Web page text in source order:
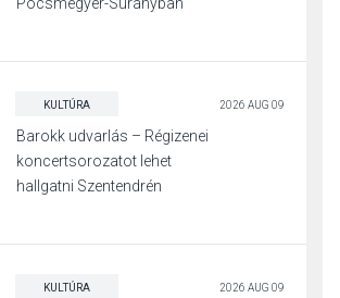
KULTÚRA 2026 AUG 09
Barokk udvarlás – Régizenei
koncertsorozatot lehet
hallgatni Szentendrén
KULTÚRA 2026 AUG 09